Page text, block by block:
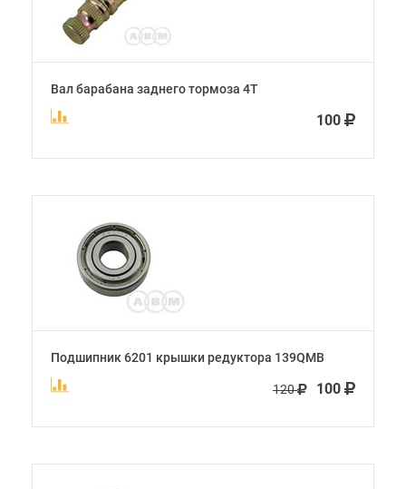
Вал барабана заднего тормоза 4Т
100
Подшипник 6201 крышки редуктора 139QMB
120 100